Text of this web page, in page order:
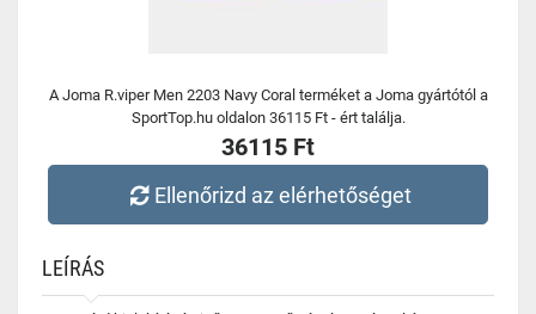
A Joma R.viper Men 2203 Navy Coral terméket a Joma gyártótól a
SportTop.hu oldalon 36115 Ft - ért találja.
36115 Ft
Ellenőrizd az elérhetőséget
LEÍRÁS